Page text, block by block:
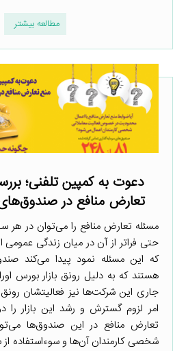
مطالعه بیشتر
دعوت به کمپین تلفنی؛
تعارض منافع در
مسئله تعارض منافع را می‌توان در هر
حتی فراتر از آن در میان زندگی عمومی
که این مسئله نمود پیدا می‌کند
هستند که به دلیل رونق بازار بورس
جاری این شرکت‌ها نیز فعالیتشان
امر لزوم گسترش و رشد این بازار را
تعارض منافع در این صندوق‌ها
شخصی کارمندان آن‌ها و سوءاستفاده از